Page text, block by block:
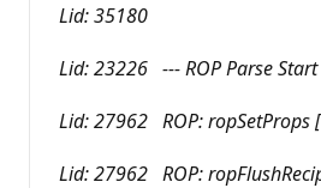
Lid: 35180
Lid: 23226 --- ROP Parse Start
Lid: 27962 ROP: ropSetProps
Lid: 27962 ROP: